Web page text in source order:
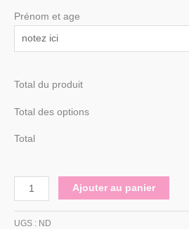
Prénom et age
Total du produit
Total des options
Total
Ajouter au panier
UGS : ND